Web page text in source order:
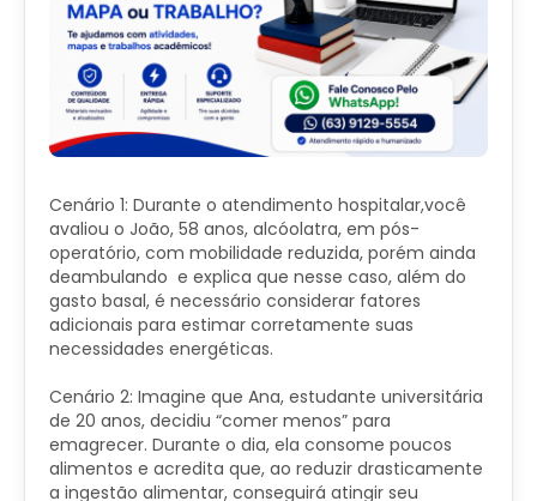
Cenário 1: Durante o atendimento hospitalar,você
avaliou o João, 58 anos, alcóolatra, em pós-
operatório, com mobilidade reduzida, porém ainda
deambulando e explica que nesse caso, além do
gasto basal, é necessário considerar fatores
adicionais para estimar corretamente suas
necessidades energéticas.
Cenário 2: Imagine que Ana, estudante universitária
de 20 anos, decidiu “comer menos” para
emagrecer. Durante o dia, ela consome poucos
alimentos e acredita que, ao reduzir drasticamente
a ingestão alimentar, conseguirá atingir seu